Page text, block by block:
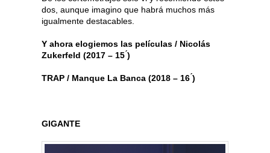
dos, aunque imagino que habrá muchos más
igualmente destacables.
Y ahora elogiemos las película​s / Nicolás
Zukerfeld (2017 – 15 ́)
TRAP​ / Manque La Banca (2018 – 16 ́)
GIGANTE